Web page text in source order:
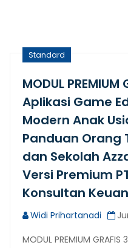
Standard
MODUL PREMIUM
Aplikasi Game
Modern Anak
Panduan Orang
dan Sekolah
Versi Premium
Konsultan
Widi Prihartanadi
MODUL PREMIUM